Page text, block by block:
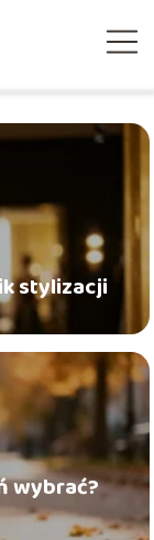
stylizacji
wybrać?